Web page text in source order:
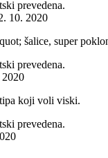
prevedena.
10. 2020
šalice, super
prevedena.
2020
koji voli viski.
prevedena.